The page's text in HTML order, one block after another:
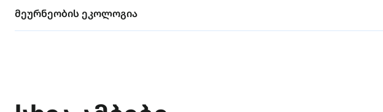
მეურნეობის ეკოლოგია